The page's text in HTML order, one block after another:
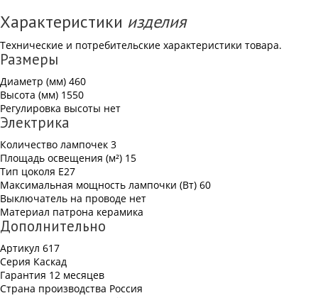
Характеристики изделия
Технические и потребительские характеристики товара.
Размеры
Диаметр (мм) 460
Высота (мм) 1550
Регулировка высоты нет
Электрика
Количество лампочек 3
Площадь освещения (м²) 15
Тип цоколя Е27
Максимальная мощность лампочки (Вт) 60
Выключатель на проводе нет
Материал патрона керамика
Дополнительно
Артикул 617
Серия Каскад
Гарантия 12 месяцев
Страна производства Россия